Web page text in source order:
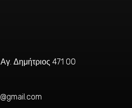
Δημήτριος 471 00